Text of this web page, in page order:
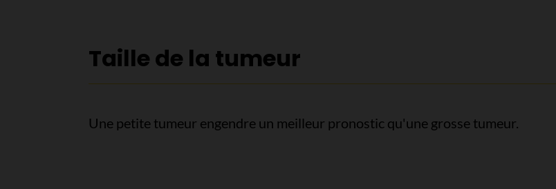
Taille de la tumeur
Une petite tumeur engendre un meilleur pronostic qu'une grosse tumeur.